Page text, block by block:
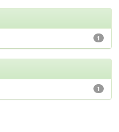
1
1